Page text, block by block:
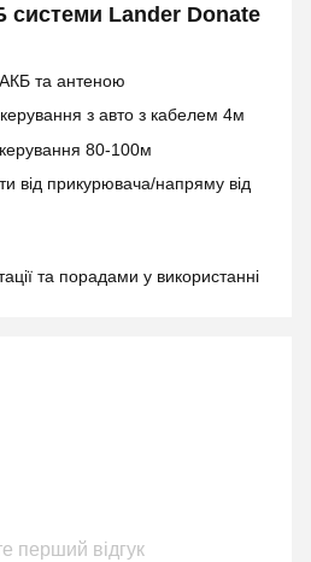
системи Lander Donate
та антеною
з авто з кабелем 4м
80-100м
від прикурювача/напряму від
та порадами у використанні
перший відгук